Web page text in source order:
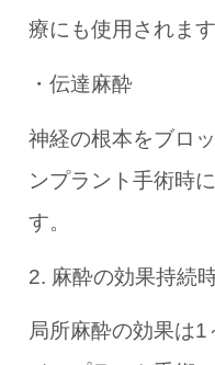
療にも使用されます
・伝達麻酔
神経の根本をブロ
ンプラント手術時
す。
2. 麻酔の効果持続
局所麻酔の効果は1